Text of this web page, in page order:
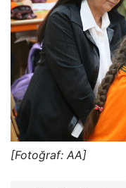
[Fotoğraf: AA]